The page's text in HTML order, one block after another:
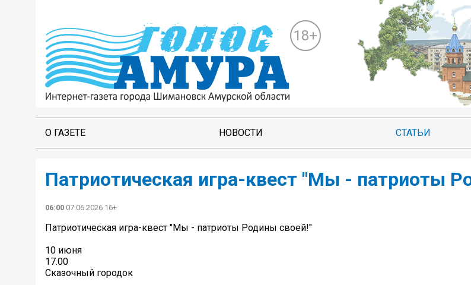
18+
О ГАЗЕТЕ НОВОСТИ СТАТЬИ
Патриотическая игра-квест "Мы - патриоты
06:00 07.06.2026 16+
Патриотическая игра-квест "Мы - патриоты Родины своей!"
10 июня
17.00
Сказочный городок